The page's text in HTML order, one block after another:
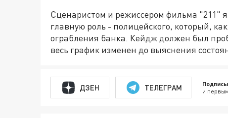
Сценаристом и режиссером фильма "211"
главную роль - полицейского, который,
ограбления банка. Кейдж должен был
весь график изменен до выяснения
ДЗЕН ТЕЛЕГРАМ и